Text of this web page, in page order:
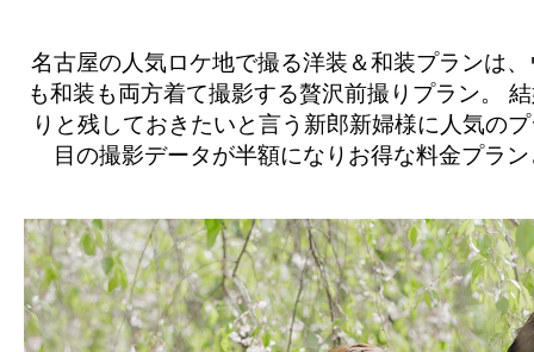
名古屋の人気ロケ地で撮る洋装＆和装プランは
も和装も両方着て撮影する贅沢前撮りプラン。
りと残しておきたいと言う新郎新婦様に人気の
目の撮影データが半額になりお得な料金プラ